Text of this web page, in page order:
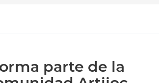
parte de la